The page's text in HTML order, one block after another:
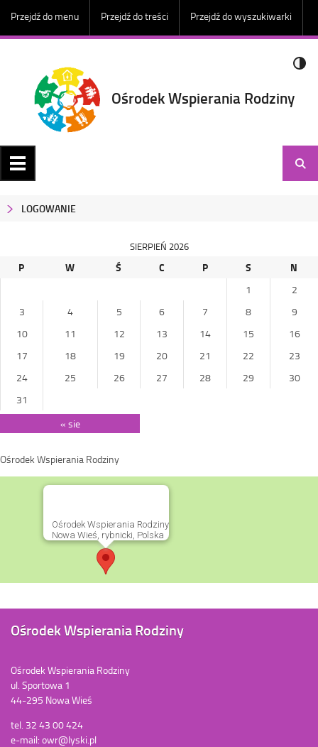
Przejdź do menu Przejdź do treści Przejdź do wyszukiwarki
Ośrodek Wspierania Rodziny
LOGOWANIE
SIERPIEŃ 2026
P W Ś C P S N
« sie
1
2
3
4 5 6 7 8
9
10
11 12 13 14 15
16
17
18 19 20 21 22
23
24
25 26 27 28 29
30
31
Ośrodek Wspierania Rodziny
Ośrodek Wspierania Rodziny
Nowa Wieś, rybnicki, Polska
Ośrodek Wspierania Rodziny
Ośrodek Wspierania Rodziny
ul. Sportowa 1
44-295 Nowa Wieś
tel. 32 43 00 424
e-mail: owr@lyski.pl